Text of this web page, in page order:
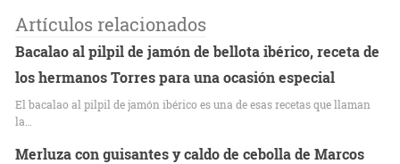
Artículos relacionados
Bacalao al pilpil de jamón de bellota ibérico, receta de
los hermanos Torres para una ocasión especial
El bacalao al pilpil de jamón ibérico es una de esas recetas que llaman
la…
Merluza con guisantes y caldo de cebolla de Marcos